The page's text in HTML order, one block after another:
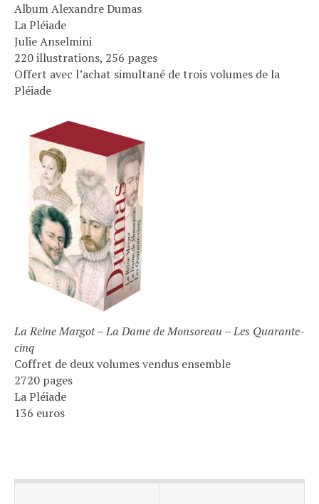
Album Alexandre Dumas
La Pléiade
Julie Anselmini
220 illustrations, 256 pages
Offert avec l’achat simultané de trois volumes de la
Pléiade
La Reine Margot – La Dame de Monsoreau – Les Quarante-
cinq
Coffret de deux volumes vendus ensemble
2720 pages
La Pléiade
136 euros